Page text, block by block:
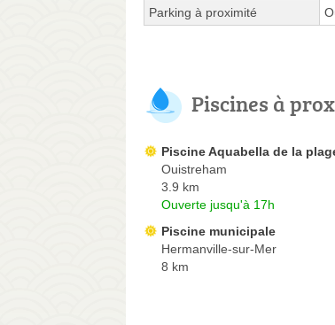
Parking à proximité
Piscines à
Piscine Aquabella de la
Ouistreham
3.9 km
Ouverte jusqu'à 17h
Piscine municipale
Hermanville-sur-Mer
8 km